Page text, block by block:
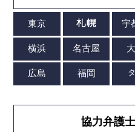
協力弁護